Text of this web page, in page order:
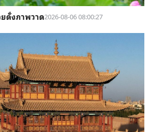
ดั่งภาพวาด2026-08-06 08:00:27